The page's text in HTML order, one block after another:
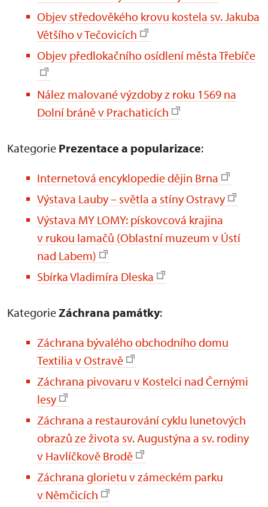
Objev středověkého krovu kostela sv. Jakuba
Většího v Tečovicích
Objev předlokačního osídlení města Třebíče
Nález malované výzdoby z roku 1569 na
Dolní bráně v Prachaticích
Kategorie Prezentace a popularizace:
Internetová encyklopedie dějin Brna
Výstava Lauby – světla a stíny Ostravy
Výstava MY LOMY: pískovcová krajina
v rukou lamačů (Oblastní muzeum v Ústí
nad Labem)
Sbírka Vladimíra Dleska
KategorieZáchrana památky:
Záchrana bývalého obchodního domu
Textilia v Ostravě
Záchrana pivovaru v Kostelci nad Černými
lesy
Záchrana a restaurování cyklu lunetových
obrazů ze života sv. Augustýna a sv. rodiny
v Havlíčkově Brodě
Záchrana glorietu v zámeckém parku
v Němčicích